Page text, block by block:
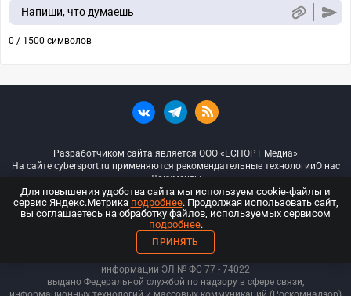
Напиши, что думаешь
0 / 1500 символов
Разработчиком сайта является ООО «ЕСПОРТ Медиа»
На сайте cybersport.ru применяются рекомендательные технологииО нас
Документы
© ООО «Киберспорт.ру» — Все права защищены
18+
ООО «Киберспорт.ру». Свидетельство о регистрации средств массовой
информации ЭЛ № ФС 77 - 74022
выдано Федеральной службой по надзору в сфере связи,
Для повышения удобства сайта мы используем cookie-файлы и
сервис Яндекс.Метрика подробнее. Продолжая использовать сайт,
вы соглашаетесь на обработку файлов, используемых сервисом
подробнее.
ПРИНЯТЬ